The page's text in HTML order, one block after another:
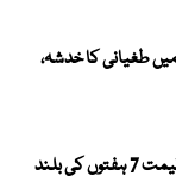
میں طغیانی کا خدشہ،
عالمی مارکیٹ میں سونا مزید مہنگا ، قیمت 7 ہفتوں کی بلند